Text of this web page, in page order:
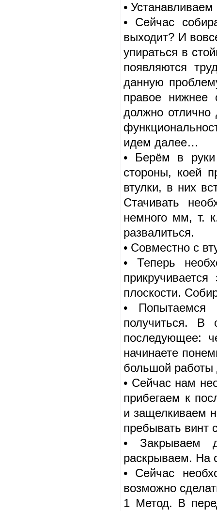
•
• Сейчас
выходит? И
упираться в
появляются
данную
правое нижнее
должно отлично
идем далее…
• Берём в
стороны, коей
втулки, в них
Стачивать
немного мм, т.
развалиться.
• Совместно с
• Теперь
плоскости.
• Попытаемся
получиться. В
последующее:
начинаете
большой работы
• Сейчас нам
прибегаем к
и защелкиваем
пребывать винт
• Закрываем
раскрываем. На
• Сейчас
возможно
1 Метод. В